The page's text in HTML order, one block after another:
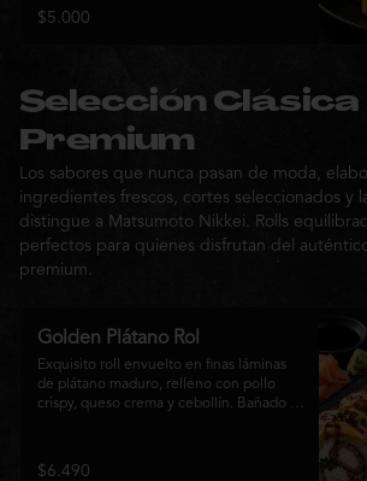
compartir o complementar cualquier
experiencia Matsumoto Nikkei.
$5.000
Selección Clásica
Premium
Los sabores que nunca pasan de moda,
ingredientes frescos, cortes seleccionados y
distingue a Matsumoto Nikkei. Rolls
perfectos para quienes disfrutan del
premium.
Golden Plátano Rol
Exquisito roll envuelto en finas láminas
de plátano maduro, relleno con pollo
crispy, queso crema y cebollín. Bañado
tostado y cebollín fresco. Una
$6.490